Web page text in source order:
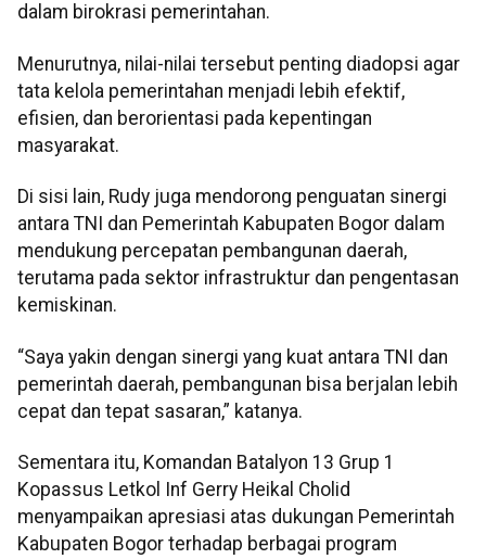
dalam birokrasi pemerintahan.
Menurutnya, nilai-nilai tersebut penting diadopsi agar
tata kelola pemerintahan menjadi lebih efektif,
efisien, dan berorientasi pada kepentingan
masyarakat.
Di sisi lain, Rudy juga mendorong penguatan sinergi
antara TNI dan Pemerintah Kabupaten Bogor dalam
mendukung percepatan pembangunan daerah,
terutama pada sektor infrastruktur dan pengentasan
kemiskinan.
“Saya yakin dengan sinergi yang kuat antara TNI dan
pemerintah daerah, pembangunan bisa berjalan lebih
cepat dan tepat sasaran,” katanya.
Sementara itu, Komandan Batalyon 13 Grup 1
Kopassus Letkol Inf Gerry Heikal Cholid
menyampaikan apresiasi atas dukungan Pemerintah
Kabupaten Bogor terhadap berbagai program